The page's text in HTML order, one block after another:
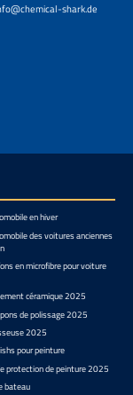
shark.de
en hiver
des voitures anciennes
en microfibre pour voiture
céramique 2025
de polissage 2025
2025
pour peinture
protection de peinture 2025
bateau